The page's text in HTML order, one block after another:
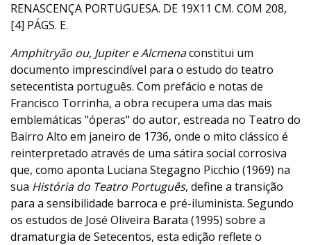
RENASCENÇA PORTUGUESA. DE 19X11 CM. COM 208,
[4] PÁGS. E.
Amphitryão ou, Jupiter e Alcmenaconstitui um
documento imprescindível para o estudo do teatro
setecentista português. Com prefácio e notas de
Francisco Torrinha, a obra recupera uma das mais
emblemáticas "óperas" do autor, estreada no Teatro do
Bairro Alto em janeiro de 1736, onde o mito clássico é
reinterpretado através de uma sátira social corrosiva
que, como aponta Luciana Stegagno Picchio (1969) na
sua História do Teatro Português, define a transição
para a sensibilidade barroca e pré-iluminista. Segundo
os estudos de José Oliveira Barata (1995) sobre a
dramaturgia de Setecentos, esta edição reflete o